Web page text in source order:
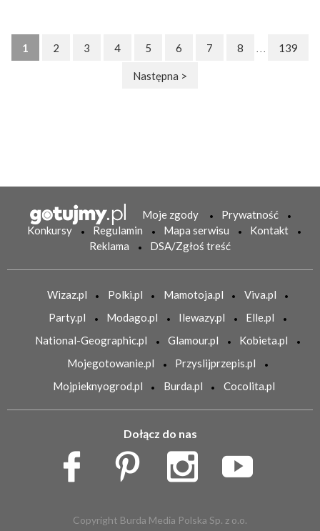
1 2 3 4 5 6 7 8 139
Następna >
Moje zgody
Prywatność
Konkursy
Regulamin Mapa serwisu
Kontakt
Reklama
DSA/Zgłoś treść
Wizaz.pl Polki.pl Mamotoja.pl
Viva.pl
Party.pl
Modago.pl Ilewazy.pl
Elle.pl
National-Geographic.pl
Glamour.pl
Kobieta.pl
Mojegotowanie.pl
Przyslijprzepis.pl
Mojpieknyogrod.pl
Burda.pl Cocolita.pl
Dołącz do nas
Copyright Burda Media Polska Sp. z o.o.